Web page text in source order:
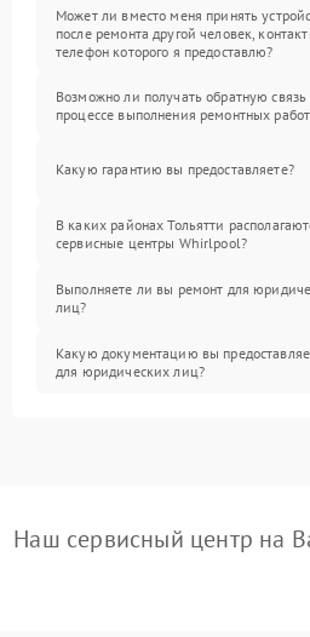
Может ли вместо меня принять
после ремонта другой человек,
телефон которого я предоставлю?
Возможно ли получать обратную связь
процессе выполнения ремонтных
Какую гарантию вы предоставляете?
В каких районах Тольятти
сервисные центры Whirlpool?
Выполняете ли вы ремонт для
лиц?
Какую документацию вы
для юридических лиц?
Наш сервисный центр на